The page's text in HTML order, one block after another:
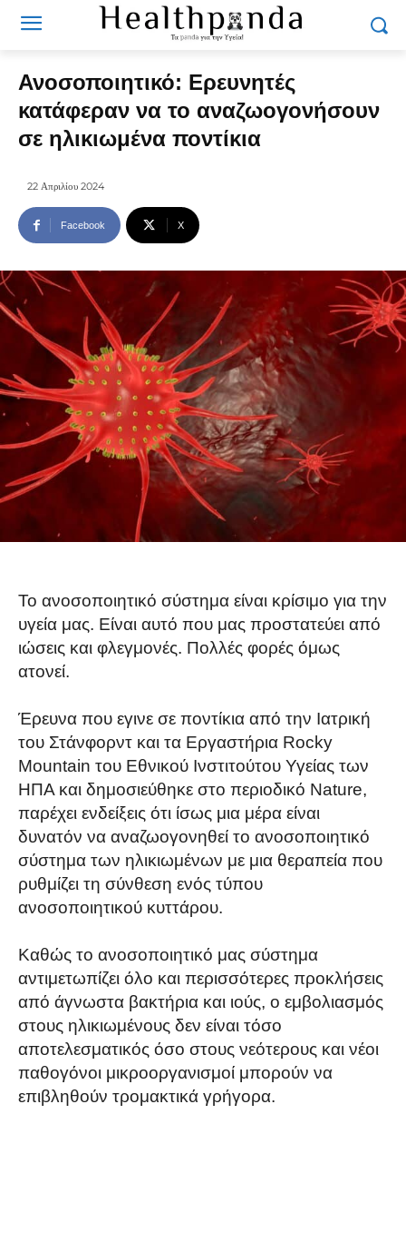
Ανοσοποιητικό: Ερευνητές
κατάφεραν να το αναζωογονήσουν
σε ηλικιωμένα ποντίκια
22 Απριλίου 2024
Facebook X
Το ανοσοποιητικό σύστημα είναι κρίσιμο για την
υγεία μας. Είναι αυτό που μας προστατεύει από
ιώσεις και φλεγμονές. Πολλές φορές όμως
ατονεί.
Έρευνα που εγινε σε ποντίκια από την Ιατρική
του Στάνφορντ και τα Εργαστήρια Rocky
Mountain του Εθνικού Ινστιτούτου Υγείας των
ΗΠΑ και δημοσιεύθηκε στο περιοδικό Nature,
παρέχει ενδείξεις ότι ίσως μια μέρα είναι
δυνατόν να αναζωογονηθεί το ανοσοποιητικό
σύστημα των ηλικιωμένων με μια θεραπεία που
ρυθμίζει τη σύνθεση ενός τύπου
ανοσοποιητικού κυττάρου.
Καθώς το ανοσοποιητικό μας σύστημα
αντιμετωπίζει όλο και περισσότερες προκλήσεις
από άγνωστα βακτήρια και ιούς, ο εμβολιασμός
στους ηλικιωμένους δεν είναι τόσο
αποτελεσματικός όσο στους νεότερους και νέοι
παθογόνοι μικροοργανισμοί μπορούν να
επιβληθούν τρομακτικά γρήγορα.